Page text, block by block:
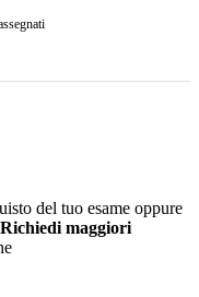
del tuo esame oppure
Richiedi maggiori